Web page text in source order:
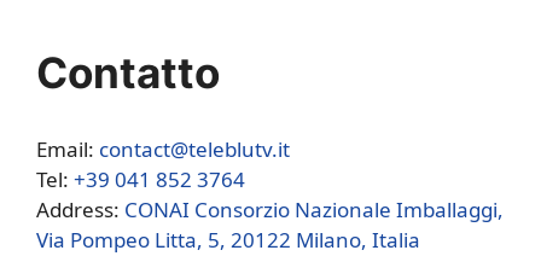
Contatto
Email: contact@teleblutv.it
Tel: +39 041 852 3764
Address: CONAI Consorzio Nazionale Imballaggi,
Via Pompeo Litta, 5, 20122 Milano, Italia